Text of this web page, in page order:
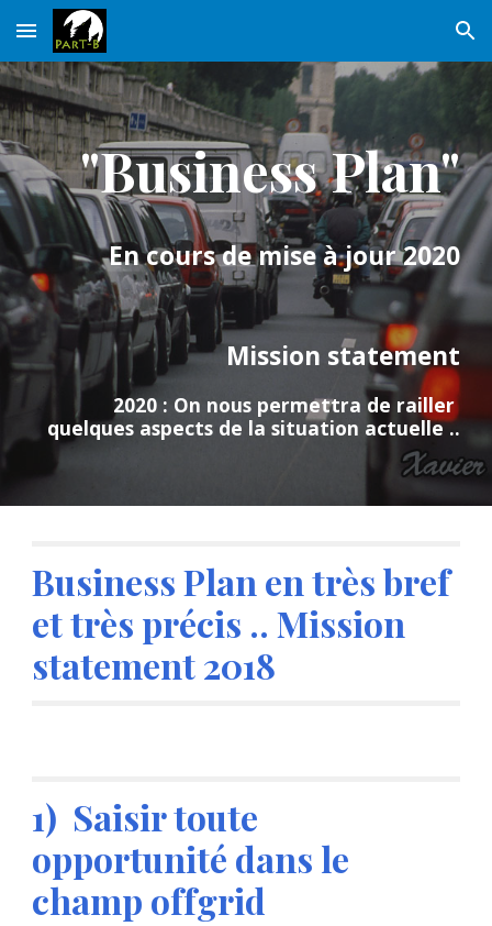
Skip to main content Skip to navigation
"Business Plan"
En cours de mise à jour 2020
Mission statement
2020 : On nous permettra de railler
quelques aspects de la situation actuelle ..
Business Plan en très bref
et très précis .. Mission
statement 2018
1)  Saisir toute
opportunité dans le
champ offgrid